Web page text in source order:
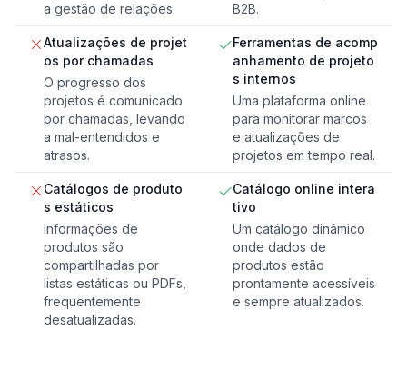
a gestão de relações.
B2B.
Atualizações de projet
os por chamadas
O progresso dos
projetos é comunicado
por chamadas, levando
a mal-entendidos e
atrasos.
Ferramentas de acomp
anhamento de projeto
s internos
Uma plataforma online
para monitorar marcos
e atualizações de
projetos em tempo real.
Catálogos de produto
s estáticos
Informações de
produtos são
compartilhadas por
listas estáticas ou PDFs,
frequentemente
desatualizadas.
Catálogo online intera
tivo
Um catálogo dinâmico
onde dados de
produtos estão
prontamente acessíveis
e sempre atualizados.